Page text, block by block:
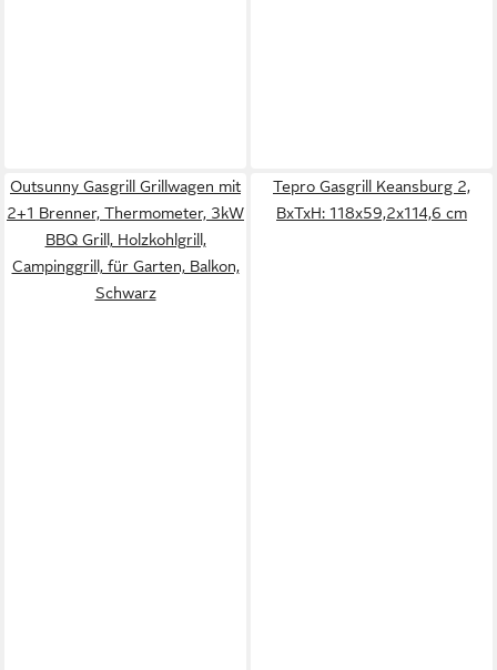
Outsunny Gasgrill Grillwagen mit
2+1 Brenner, Thermometer, 3kW
BBQ Grill, Holzkohlgrill,
Campinggrill, für Garten, Balkon,
Schwarz
Tepro Gasgrill Keansburg 2,
BxTxH: 118x59,2x114,6 cm